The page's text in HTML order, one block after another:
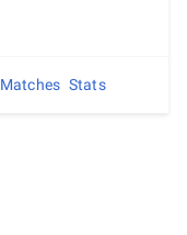
Matches Stats